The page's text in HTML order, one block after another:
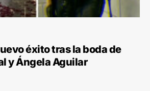
éxito tras la boda de
y Ángela Aguilar